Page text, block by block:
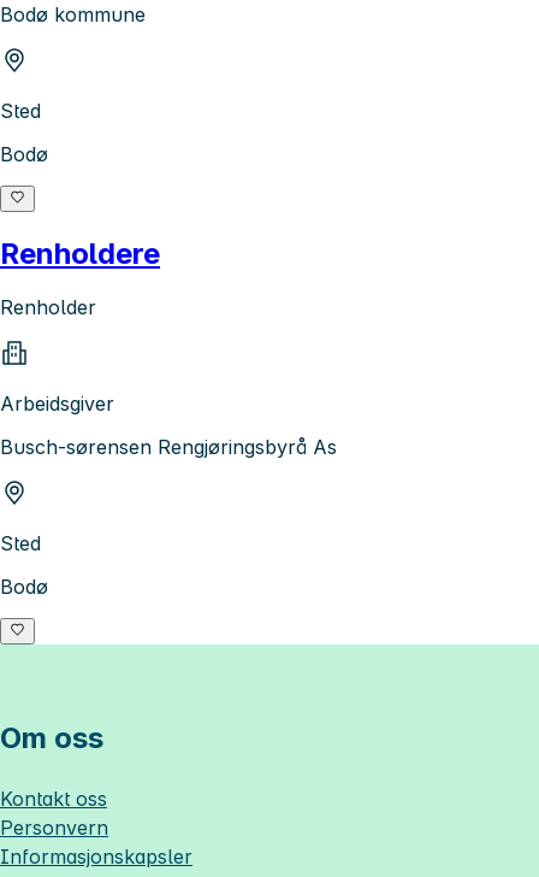
Bodø kommune
Sted
Bodø
Renholdere
Renholder
Arbeidsgiver
Busch-sørensen Rengjøringsbyrå As
Sted
Bodø
Om oss
Kontakt oss
Personvern
Informasjonskapsler